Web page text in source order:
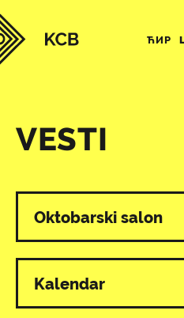
ЋИР
VESTI
Svi programi
Oktobarski salon
Kalendar